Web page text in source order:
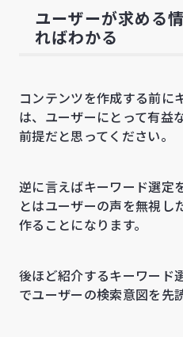
ユーザーが求める
ればわかる
コンテンツを作成する前に
は、ユーザーにとって有益
前提だと思ってください。
逆に言えばキーワード選定
とはユーザーの声を無視し
作ることになります。
後ほど紹介するキーワード
でユーザーの検索意図を先